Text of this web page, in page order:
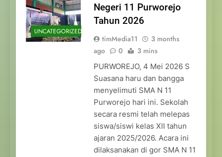
UNCATEGORIZED
Negeri 11 Purworejo
Tahun 2026
timMedia11
3 months
ago
0 3 mins
PURWOREJO, 4 Mei 2026 S
Suasana haru dan bangga
menyelimuti SMA N 11
Purworejo hari ini. Sekolah
secara resmi telah melepas
siswa/siswi kelas XII tahun
ajaran 2025/2026. Acara ini
dilaksanakan di gor SMA N 11